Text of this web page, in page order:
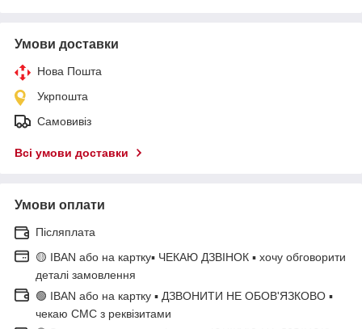
Умови доставки
Нова Пошта
Укрпошта
Самовивіз
Всі умови доставки
Умови оплати
Післяплата
🟡 IBAN або на картку▪ ЧЕКАЮ ДЗВІНОК ▪ хочу обговорити
деталі замовлення
🟢 IBAN або на картку ▪ ДЗВОНИТИ НЕ ОБОВ'ЯЗКОВО ▪
чекаю СМС з реквізитами